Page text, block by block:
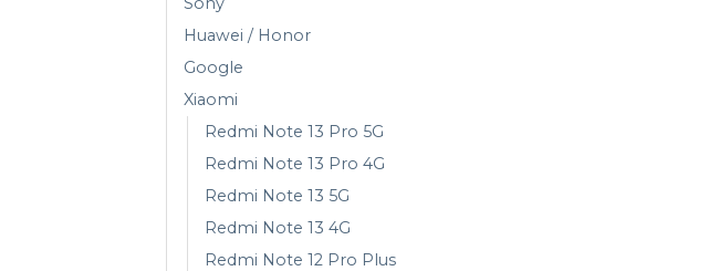
Huawei / Honor
Google
Xiaomi
Redmi Note 13 Pro 5G
Redmi Note 13 Pro 4G
Redmi Note 13 5G
Redmi Note 13 4G
Redmi Note 12 Pro Plus